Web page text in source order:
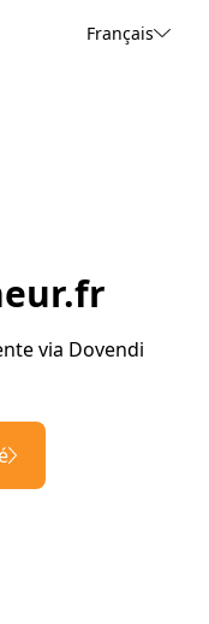
Français
via Dovendi